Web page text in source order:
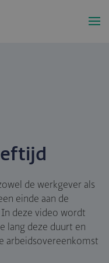
de werkgever als
einde aan de
deze video wordt
lang deze duurt en
arbeidsovereenkomst